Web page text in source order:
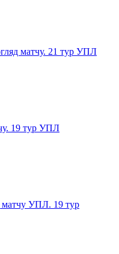
матчу. 21 тур УПЛ
19 тур УПЛ
матчу УПЛ. 19 тур